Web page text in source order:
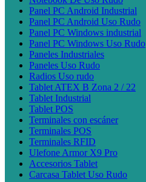
Panel PC Android Industrial
Panel PC Android Uso Rudo
Panel PC Windows industrial
Panel PC Windows Uso Rudo
Paneles Industriales
Paneles Uso Rudo
Radios Uso rudo
Tablet ATEX B Zona 2 / 22
Tablet Industrial
Tablet POS
Terminales con escáner
Terminales POS
Terminales RFID
Ulefone Armor X9 Pro
Accesorios Tablet
Carcasa Tablet Uso Rudo